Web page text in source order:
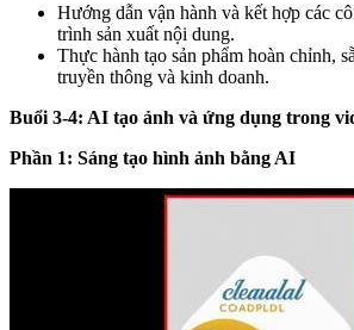
Hướng dẫn vận hành và kết hợp các
trình sản xuất nội dung.
Thực hành tạo sản phẩm hoàn chỉnh,
truyền thông và kinh doanh.
Buổi 3-4: AI tạo ảnh và ứng dụng trong
Phần 1: Sáng tạo hình ảnh bằng AI